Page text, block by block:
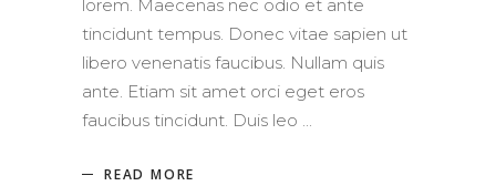
lorem. Maecenas nec odio et ante
tincidunt tempus. Donec vitae sapien ut
libero venenatis faucibus. Nullam quis
ante. Etiam sit amet orci eget eros
faucibus tincidunt. Duis leo
READ MORE